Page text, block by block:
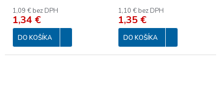
1,09 € bez DPH
1,34 €
DO KOŠÍKA
1,10 € bez DPH
1,35 €
DO KOŠÍKA